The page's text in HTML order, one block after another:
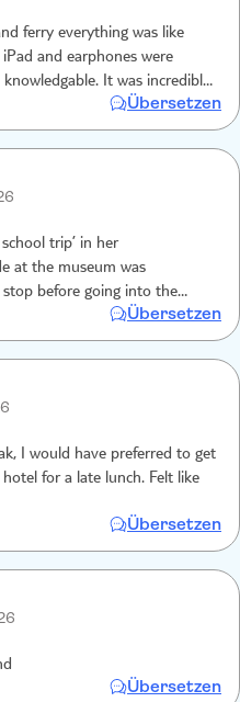
ferry everything was like
and earphones were
It was incredibly
afterwards, the service was
made us ill, everything else
Übersetzen
trip’ in her
at the museum was
needed to leave the building or
and iPads are being handed
a drink.
Übersetzen
I would have preferred to get
for a late lunch. Felt like
Übersetzen
Übersetzen